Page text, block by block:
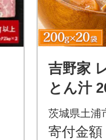
吉野家
とん汁
温保存
お供の
茨城県土浦
寄付金額